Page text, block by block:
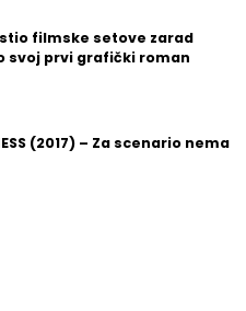
filmske setove zarad
svoj prvi grafički roman
(2017) – Za scenario nema